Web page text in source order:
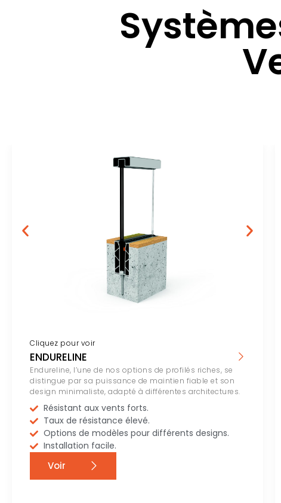
Cliquez pour voir
ENDURELINE
Endureline, l’une de nos options de profilés riches, se
distingue par sa puissance de maintien fiable et son
design minimaliste, adapté à différentes architectures.
Résistant aux vents forts.
Taux de résistance élevé.
Options de modèles pour différents designs.
Installation facile.
Voir